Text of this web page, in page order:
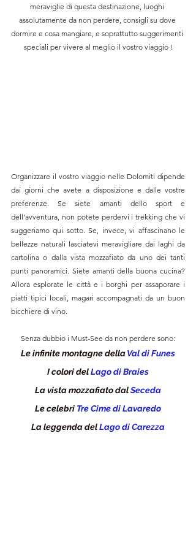
meraviglie di questa destinazione, luoghi
assolutamente da non perdere, consigli su dove
dormire e cosa mangiare, e soprattutto suggerimenti
speciali per vivere al meglio il vostro viaggio !
Organizzare il vostro viaggio nelle Dolomiti dipende
dai giorni che avete a disposizione e dalle vostre
preferenze. Se siete amanti dello sport e
dell'avventura, non potete perdervi i trekking che vi
suggeriamo qui sotto. Se, invece, vi affascinano le
bellezze naturali lasciatevi meravigliare dai laghi da
cartolina o dalla vista mozzafiato da uno dei tanti
punti panoramici. Siete amanti della buona cucina?
Allora esplorate le città e i borghi per assaporare i
piatti tipici locali, magari accompagnati da un buon
bicchiere di vino.
Senza dubbio i Must-See da non perdere sono:
Le infinite montagne della Val di Funes
I colori del Lago di Braies
La vista mozzafiato dal Seceda
Le celebri Tre Cime di Lavaredo
La leggenda del Lago di Carezza